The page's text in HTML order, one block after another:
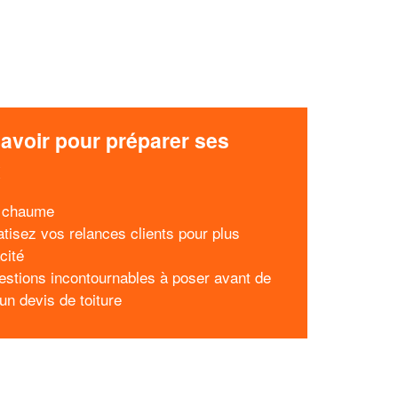
pour préparer ses
vos relances clients pour plus
incontournables à poser avant de
devis de toiture